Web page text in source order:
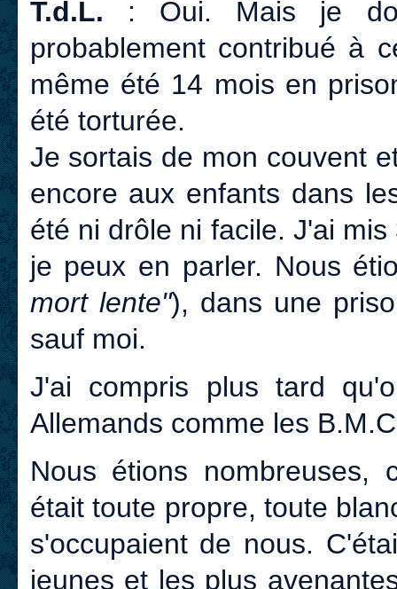
T.d.L. : Oui. Mais je
probablement contribué à
même été 14 mois en
été torturée.
Je sortais de mon couvent
encore aux enfants dans
été ni drôle ni facile. J'ai
je peux en parler. Nous
mort lente"), dans une
sauf moi.
J'ai compris plus tard
Allemands comme les
Nous étions nombreuses,
était toute propre, toute
s'occupaient de nous.
jeunes et les plus